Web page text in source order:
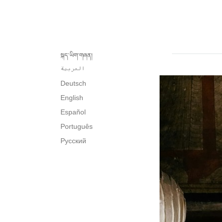
སྐད་ཡིག་གཞན།
العربية
Deutsch
English
Español
Português
Русский